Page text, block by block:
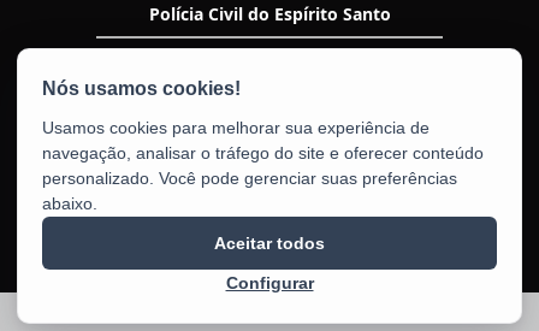
Polícia Civil do Espírito Santo
CEP: 29045-402 - Vitória / ES
Usamos cookies para melhorar sua experiência de
navegação, analisar o tráfego do site e oferecer conteúdo
personalizado. Você pode gerenciar suas preferências
abaixo.
Configurar
Aceitar todos